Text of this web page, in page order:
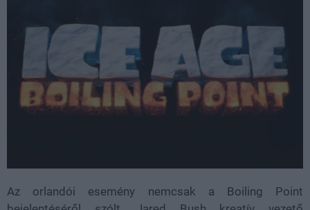
Az orlandói esemény nemcsak a Boiling Point